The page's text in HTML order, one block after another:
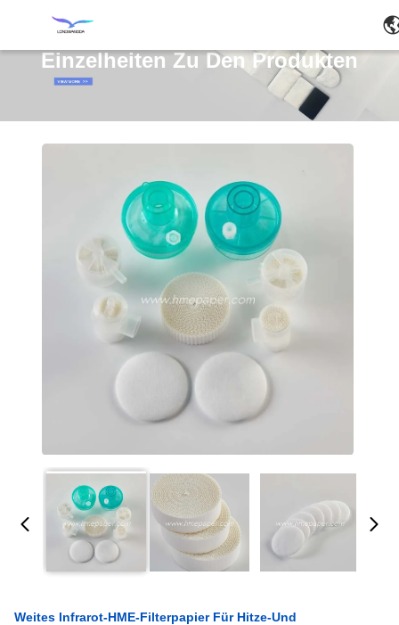
Einzelheiten Zu Den Produkten
Weites Infrarot-HME-Filterpapier Für Hitze-Und